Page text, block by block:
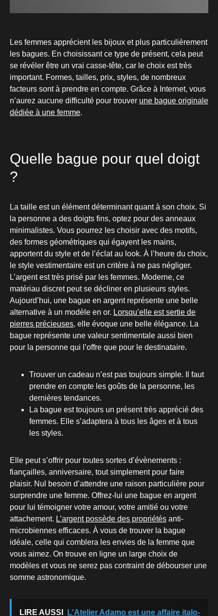
Les femmes apprécient les bijoux et plus particulièrement
les bagues. En choisissant ce type de présent, cela peut
se révéler être un vrai casse-tête, car le choix est très
important. Formes, tailles, prix, styles, de nombreux
facteurs sont à prendre en compte. Grâce à Internet, vous
n’aurez aucune difficulté pour trouver une bague originale
dédiée à une femme.
Quelle bague pour quel doigt
?
La taille est un élément déterminant quant à son choix. Si
la personne a des doigts fins, optez pour des anneaux
minimalistes. Vous pourrez les choisir avec des motifs,
des formes géométriques qui égayent les mains,
apportent du style et de l’éclat au look. À l’heure du choix,
le style vestimentaire est un critère à ne pas négliger.
L’argent est très prisé par les femmes. Moderne, ce
matériau discret peut se décliner en plusieurs styles.
Aujourd’hui, une bague en argent représente une belle
alternative à un modèle en or. Lorsqu’elle est sertie de
pierres précieuses, elle évoque une belle élégance. La
bague représente une valeur sentimentale aussi bien
pour la personne qui l’offre que pour le destinataire.
Trouver un cadeau n’est pas toujours simple. Il faut
prendre en compte les goûts de la personne, les
dernières tendances.
La bague est toujours un présent très apprécié des
femmes. Elle s’adaptera à tous les âges et à tous
les styles.
Elle peut s’offrir pour toutes sortes d’évènements :
fiançailles, anniversaire, tout simplement pour faire
plaisir. Nul besoin d’attendre une raison particulière pour
surprendre une femme. Offrez-lui une bague en argent
pour lui témoigner votre amour, votre amitié ou votre
attachement. L’argent possède des propriétés anti-
microbiennes efficaces. À vous de trouver la bague
idéale, celle qui comblera les envies de la femme que
vous aimez. On trouve en ligne un large choix de
modèles et vous ne serez pas contraint de débourser une
somme astronomique.
LIRE AUSSI
L'Atelier Adamo est une affaire italo-